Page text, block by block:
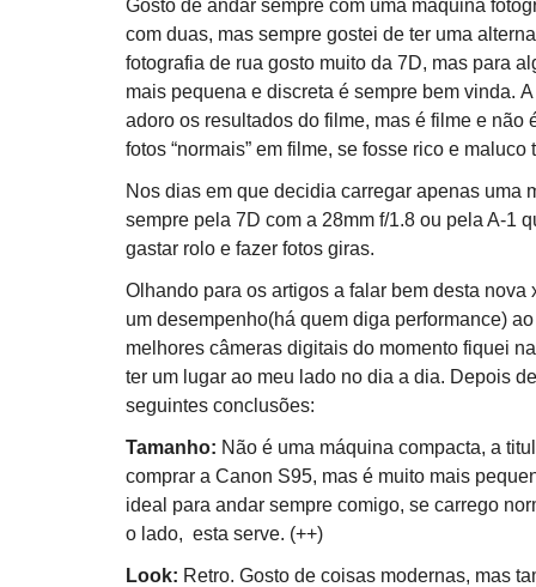
Gosto de andar sempre com uma máquina
com duas, mas sempre gostei de ter uma
fotografia de rua gosto muito da 7D, mas para
mais pequena e discreta é sempre bem vinda.
adoro os resultados do filme, mas é filme e não
fotos “normais” em filme, se fosse rico e
Nos dias em que decidia carregar apenas uma
sempre pela 7D com a 28mm f/1.8 ou pela A-1
gastar rolo e fazer fotos giras.
Olhando para os artigos a falar bem desta
um desempenho(há quem diga performance)
melhores câmeras digitais do momento fiquei
ter um lugar ao meu lado no dia a dia. Depois
seguintes conclusões:
Tamanho: Não é uma máquina compacta, a
comprar a Canon S95, mas é muito mais
ideal para andar sempre comigo, se carrego
o lado, esta serve. (++)
Look: Retro. Gosto de coisas modernas, mas